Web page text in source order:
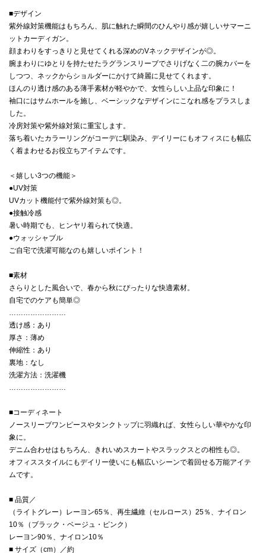
■デザイン
紫外線対策機能はもちろん、肌に触れた瞬間のひんやり感が嬉しいサマーニ
ットカーディガン。
顔まわりをすっきりと見せてくれる深めのVネックデザインが◎。
腕まわりにゆとりを持たせたラグランスリーブでさりげなく二の腕カバーを
しつつ、ネックからショルダーにかけて綺麗に見せてくれます。
ほんのり透け感のある薄手素材が軽やかで、女性らしい上品な印象に！
袖口にはサムホールを施し、ベーシックなデザインにこなれ感をプラスしま
した。
冷房対策や紫外線対策に重宝します。
落ち着いたカラーリングがコーデに馴染み、デイリーにもオフィスにも幅広
く着まわせるお役立ちアイテムです。
＜嬉しい3つの機能＞
●UV対策
UVカット機能付で紫外線対策も◎。
●接触冷感
暑い時期でも、ヒンヤリ着られて快適。
●ウォッシャブル
ご自宅で洗濯可能なのも嬉しいポイント！
■素材
さらりとした風合いで、春から秋にぴったりな快適素材。
自宅でのケアも簡単◎
透け感：あり
厚さ：薄め
伸縮性：あり
裏地：なし
洗濯方法：洗濯機
■コーディネート
ノースリーブワンピースやタンクトップに羽織れば、女性らしい華やかな印
象に。
デニム合わせはもちろん、きれいめスカートやスラックスとの相性も◎。
オフィススタイルにもデイリー使いにも幅広いシーンで着回せる万能アイテ
ムです。
■ 品質／
（ライトグレー）レーヨン65％、再生繊維（セルロース）25％、ナイロン
10％（ブラック・ベージュ・ピンク）
レーヨン90％、ナイロン10％
■ サイズ（cm）／約